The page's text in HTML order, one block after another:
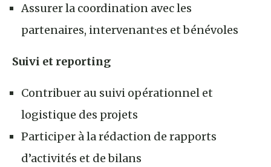
Assurer la coordination avec les
partenaires, intervenant·es et bénévoles
Suivi et reporting
Contribuer au suivi opérationnel et
logistique des projets
Participer à la rédaction de rapports
d’activités et de bilans